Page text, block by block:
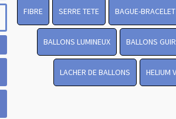
FIBRE SERRE TETE BAGUE-
BALLONS LUMINEUX BALLONS
LACHER DE BALLONS HELIUM